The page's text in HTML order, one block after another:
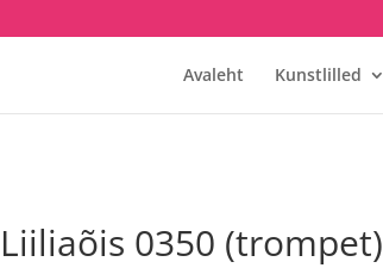
Avaleht Kunstlilled
Liiliaõis 0350 (trompet)